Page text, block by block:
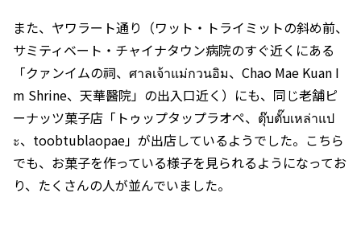
また、ヤワラート通り（ワット・トライミットの斜め前、
サミティベート・チャイナタウン病院のすぐ近くにある
「クァンイムの祠、ศาลเจ้าแม่กวนอิม、Chao Mae Kuan I
m Shrine、天華醫院」の出入口近く）にも、同じ老舗ピ
ーナッツ菓子店「トゥップタップラオペ、ตุ๊บตั๊บเหล่าแป
ะ、toobtublaopae」が出店しているようでした。こちら
でも、お菓子を作っている様子を見られるようになってお
り、たくさんの人が並んでいました。